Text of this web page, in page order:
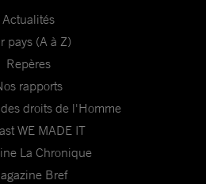
Actualités
pays (A à Z)
Repères
rapports
droits de l'Homme
WE MADE IT
La Chronique
Bref